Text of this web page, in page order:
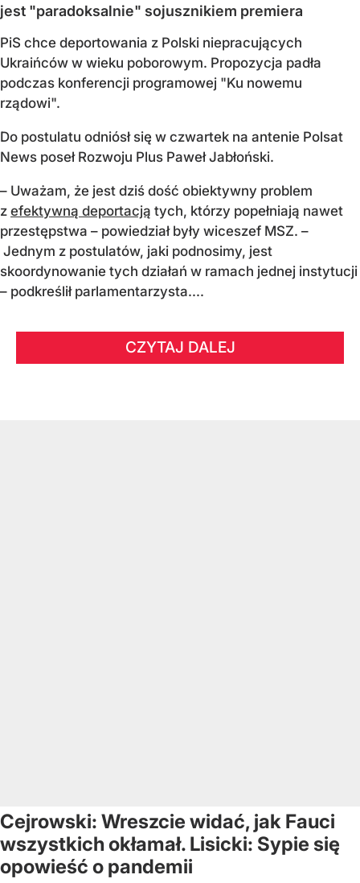
jest "paradoksalnie" sojusznikiem premiera
PiS chce deportowania z Polski niepracujących
Ukraińców w wieku poborowym. Propozycja padła
podczas konferencji programowej "Ku nowemu
rządowi".
Do postulatu odniósł się w czwartek na antenie Polsat
News poseł Rozwoju Plus Paweł Jabłoński.
– Uważam, że jest dziś dość obiektywny problem
z efektywną deportacją tych, którzy popełniają nawet
przestępstwa – powiedział były wiceszef MSZ. –
Jednym z postulatów, jaki podnosimy, jest
skoordynowanie tych działań w ramach jednej instytucji
– podkreślił parlamentarzysta....
CZYTAJ DALEJ
Cejrowski: Wreszcie widać, jak Fauci
wszystkich okłamał. Lisicki: Sypie się
opowieść o pandemii